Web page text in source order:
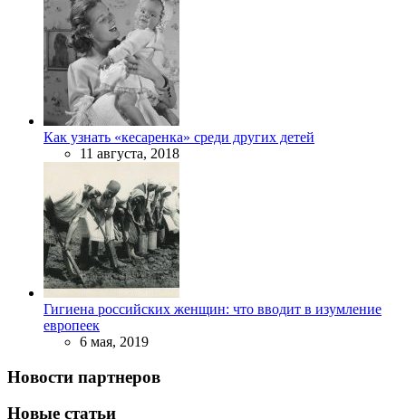
Как узнать «кесаренка» среди других детей
11 августа, 2018
Гигиена российских женщин: что вводит в изумление
европеек
6 мая, 2019
Новости партнеров
Новые статьи